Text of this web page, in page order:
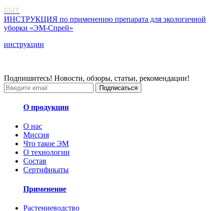
БЫТ
ИНСТРУКЦИЯ по применению препарата для экологичной
уборки «ЭМ-Спрей»
инструкции
Подпишитесь! Новости, обзоры, статьи, рекомендации!
Подписаться
О продукции
О нас
Миссия
Что такое ЭМ
О технологии
Состав
Сертификаты
Применение
Растениеводство